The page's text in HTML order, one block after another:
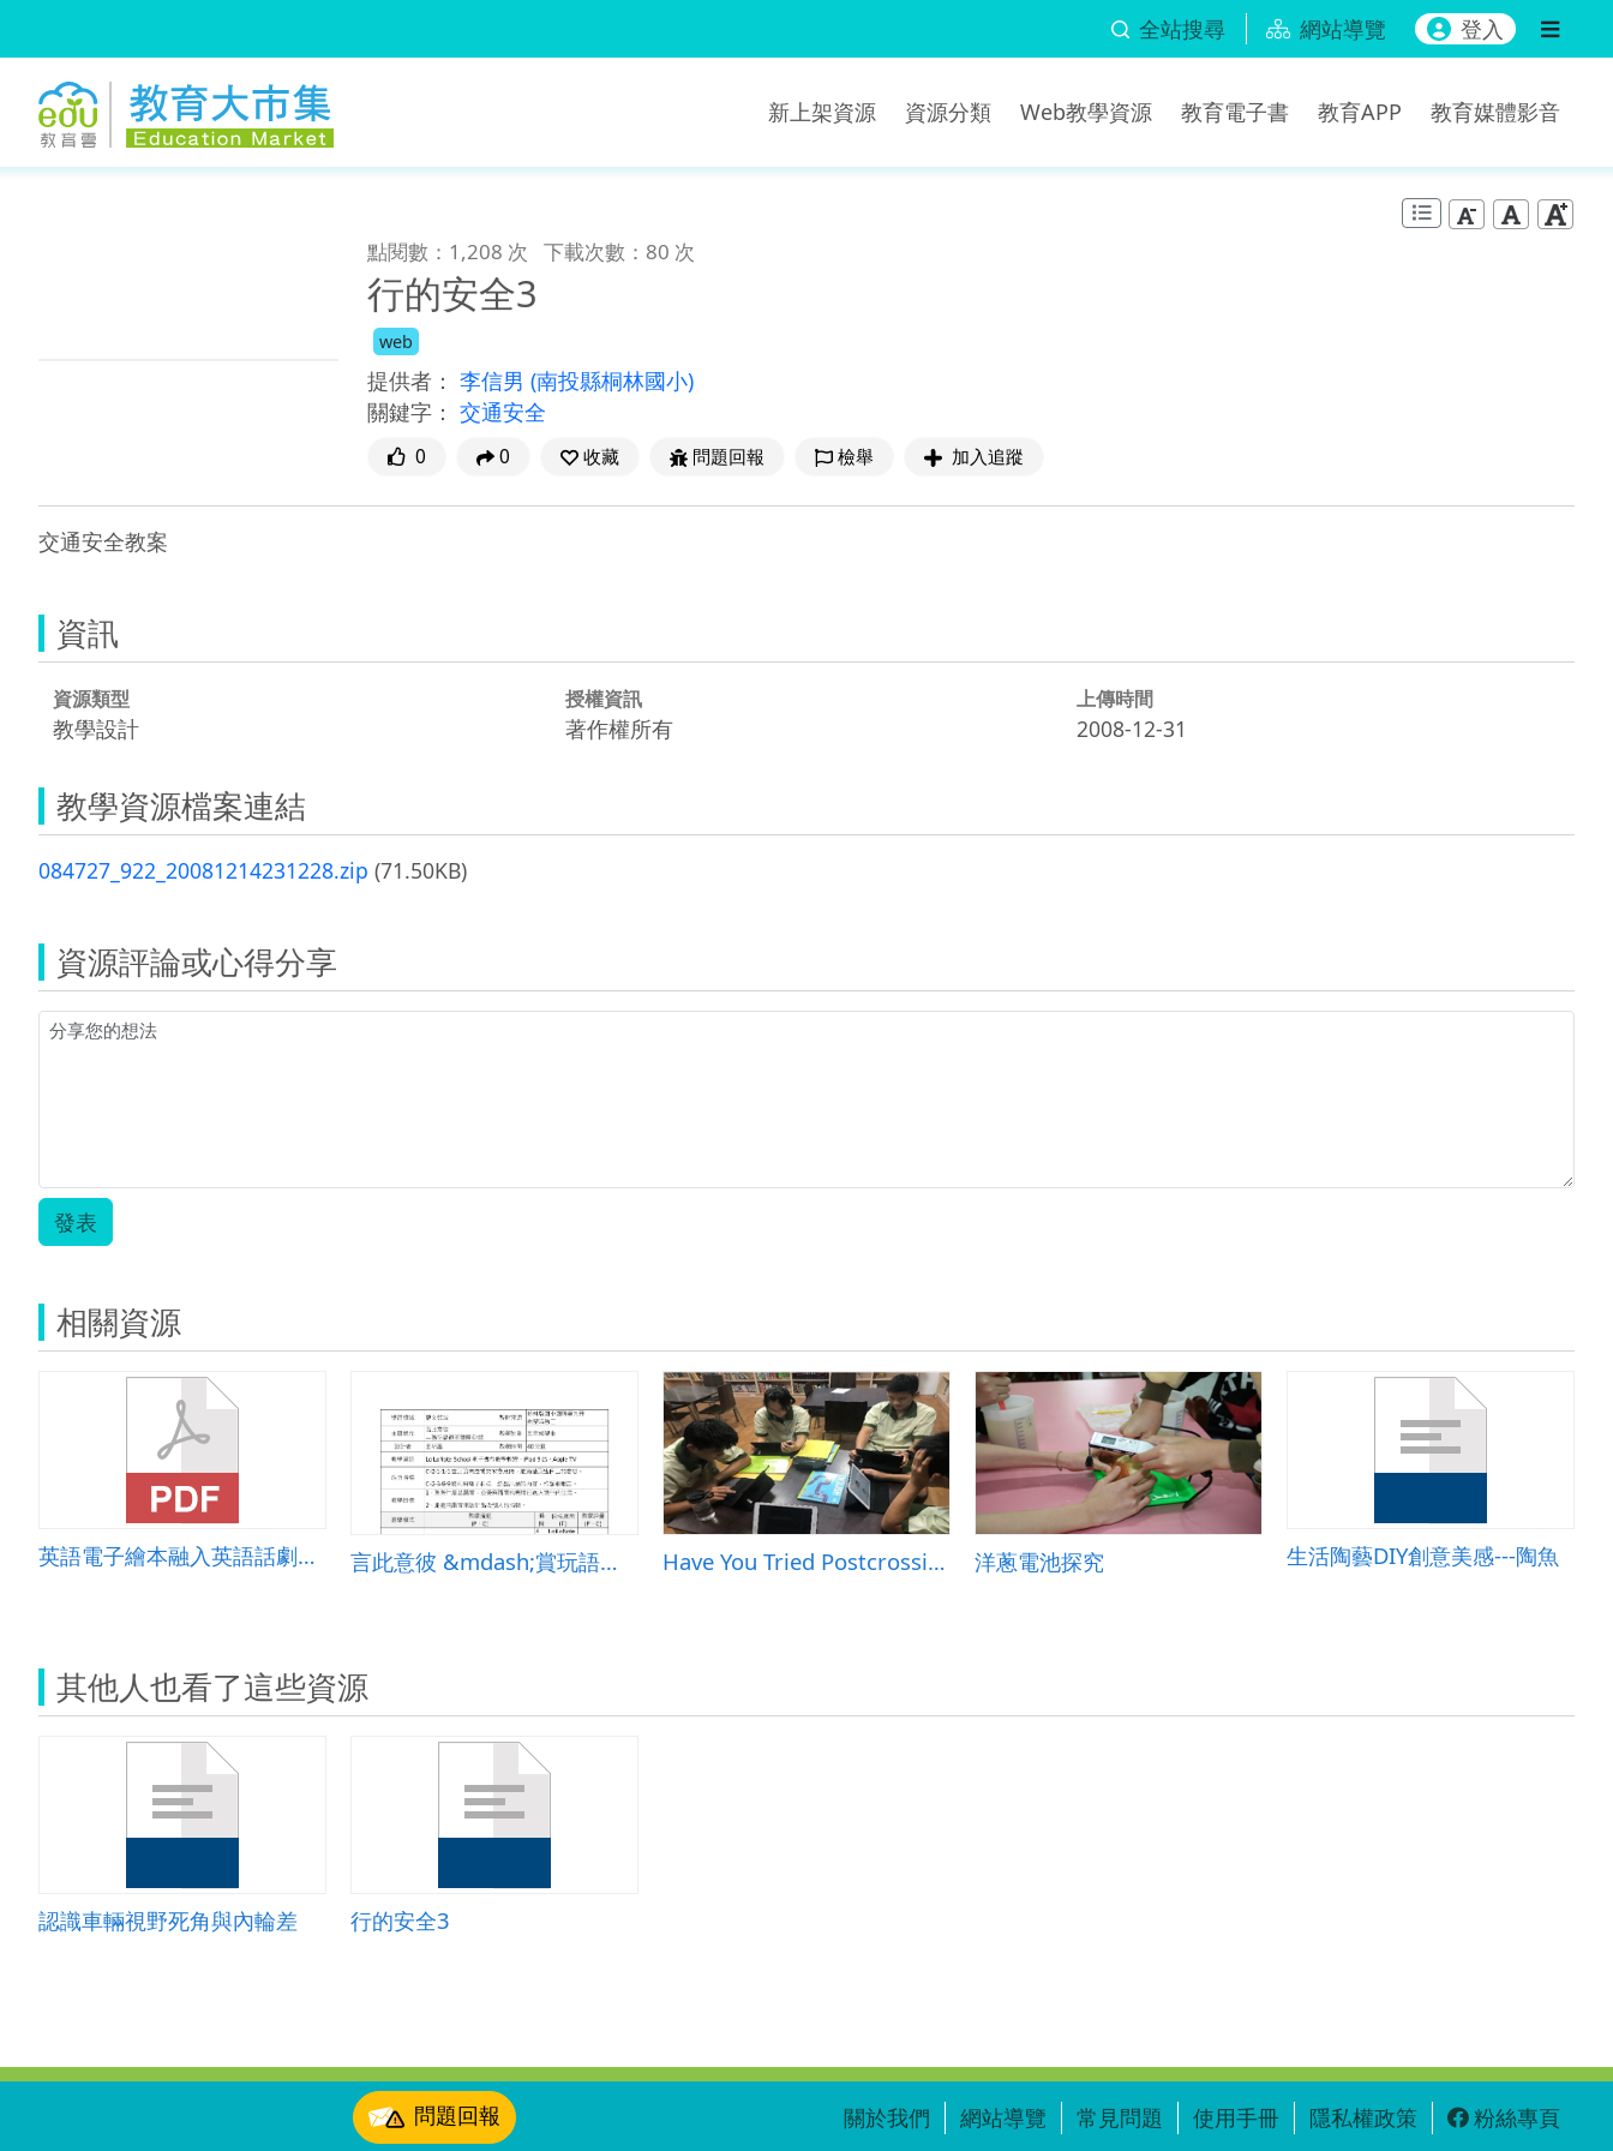
全站搜尋 網站導覽 登入
新上架資源 資源分類 Web教學資源 教育電子書 教育APP 教育媒體影音
點閱數：1,208 次 下載次數：80 次
行的安全3
web
提供者： 李信男 (南投縣桐林國小)
關鍵字： 交通安全
0 0 收藏 問題回報 檢舉 加入追蹤
交通安全教案
資訊
資源類型
教學設計
授權資訊
著作權所有
上傳時間
2008-12-31
教學資源檔案連結
084727_922_20081214231228.zip (71.50KB)
資源評論或心得分享
發表
相關資源
英語電子繪本融入英語話劇教學 言此意彼 &mdash;賞玩語辭的雙關妙趣 Have You Tried Postcrossing Yet? 洋蔥電池探究 生活陶藝DIY創意美感---陶魚
其他人也看了這些資源
認識車輛視野死角與內輪差 行的安全3
問題回報 關於我們 網站導覽 常見問題 使用手冊 隱私權政策 粉絲專頁